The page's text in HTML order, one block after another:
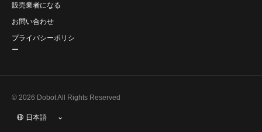
販売業者になる
お問い合わせ
プライバシーポリシ
ー
© 2026 Dobot All Rights Reserved
日本語